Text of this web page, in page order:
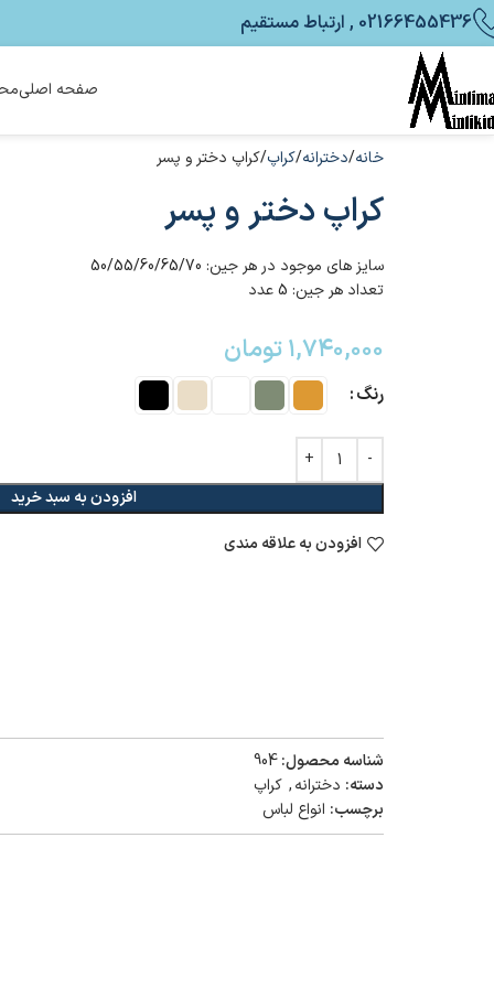
02166455436 , ارتباط مستقیم
صفحه اصلی
خانه دخترانه کراپ کراپ دختر و پسر
کراپ دختر و پسر
سایز های موجود در هر جین: 50/55/60/65/70
تعداد هر جین: 5 عدد
۱,۷۴۰,۰۰۰تومان
رنگ
افزودن به سبد خرید
افزودن به علاقه مندی
شناسه محصول:904
دسته: دخترانه, کراپ
برچسب: انواع لباس